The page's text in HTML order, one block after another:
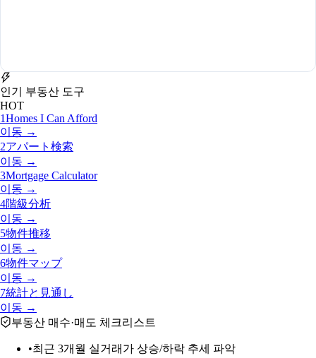
인기 부동산 도구
HOT
1Homes I Can Afford
이동 →
2アパート検索
이동 →
3Mortgage Calculator
이동 →
4階級分析
이동 →
5物件推移
이동 →
6物件マップ
이동 →
7統計と見通し
이동 →
부동산 매수·매도 체크리스트
•최근 3개월 실거래가 상승/하락 추세 파악